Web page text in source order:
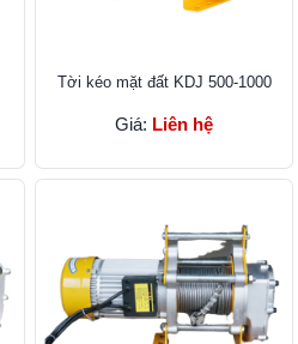
Tời kéo mặt đất KDJ 500-1000
Giá: Liên hệ